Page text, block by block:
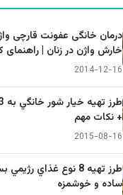
درمان خانگی عفونت قارچی
خارش واژن در زنان | راهنمای
ایمن و کاربردی
2014-12-16
+ نكات مهم
2015-08-16
طرز تهيه 8 نوع غذاي رژيمي
ساده و خوشمزه